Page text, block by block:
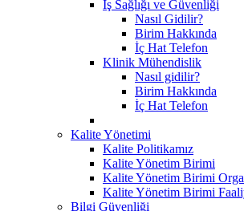
İş Sağlığı ve Güvenliği
Nasıl Gidilir?
Birim Hakkında
İç Hat Telefon
Klinik Mühendislik
Nasıl gidilir?
Birim Hakkında
İç Hat Telefon
Kalite Yönetimi
Kalite Politikamız
Kalite Yönetim Birimi
Kalite Yönetim Birimi
Kalite Yönetim Birimi
Bilgi Güvenliği